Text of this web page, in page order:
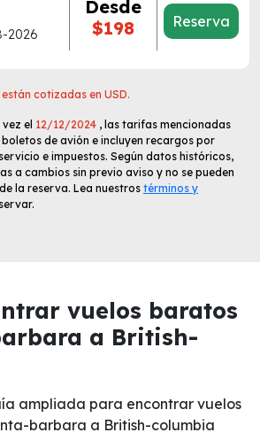
2026
Desde
$198
Reserva
cotizadas en USD.
el 12/12/2024 , las tarifas mencionadas
de avión e incluyen recargos por
e impuestos. Según datos históricos,
a cambios sin previo aviso y no se pueden
la reserva. Lea nuestros términos y
vuelos baratos
a British-
ampliada para encontrar vuelos
barbara a British-columbia